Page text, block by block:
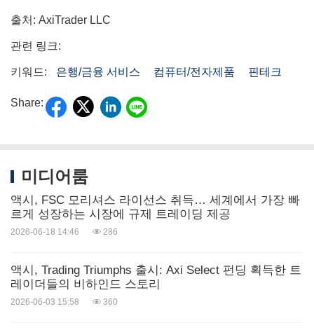
출처: AxiTrader LLC
관련 링크:
키워드: 은행/금융 서비스 컴퓨터/전자제품 핀테크
Share:
미디어룸
액시, FSC 모리셔스 라이선스 취득… 세계에서 가장 빠
르게 성장하는 시장에 규제 트레이딩 제공
2026-06-18 14:46 286
액시, Trading Triumphs 출시: Axi Select 펀딩 획득한 트
레이더들의 비하인드 스토리
2026-06-03 15:58 360